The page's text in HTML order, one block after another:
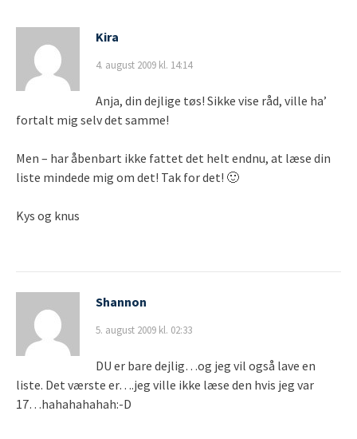
Kira
4. august 2009 kl. 14:14
Anja, din dejlige tøs! Sikke vise råd, ville ha’
fortalt mig selv det samme!
Men – har åbenbart ikke fattet det helt endnu, at læse din
liste mindede mig om det! Tak for det! 🙂
Kys og knus
Shannon
5. august 2009 kl. 02:33
DU er bare dejlig…og jeg vil også lave en
liste. Det værste er….jeg ville ikke læse den hvis jeg var
17…hahahahahah:-D